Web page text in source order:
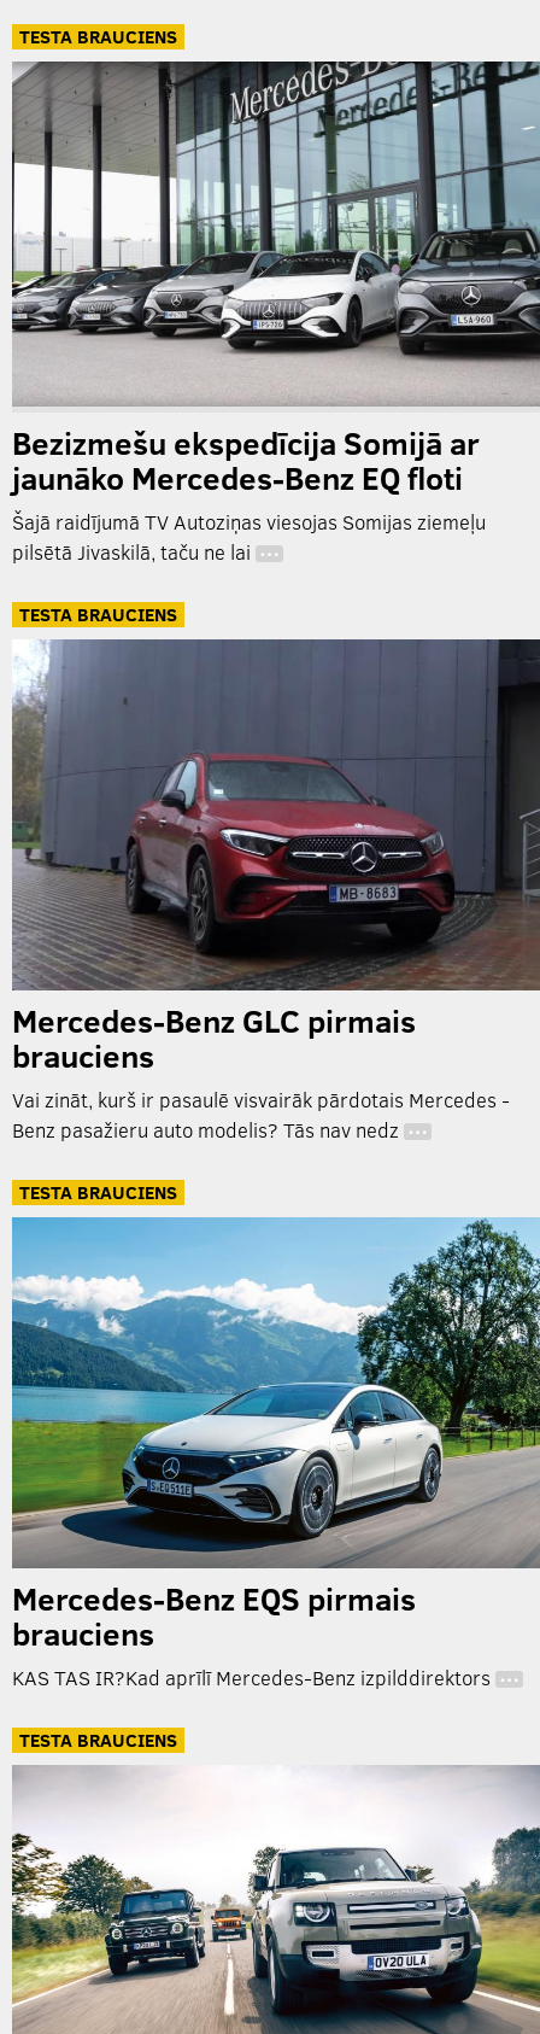
TESTA BRAUCIENS
Bezizmešu ekspedīcija Somijā ar
jaunāko Mercedes-Benz EQ floti
Šajā raidījumā TV Autoziņas viesojas Somijas ziemeļu
pilsētā Jivaskilā, taču ne lai …
TESTA BRAUCIENS
Mercedes-Benz GLC pirmais
brauciens
Vai zināt, kurš ir pasaulē visvairāk pārdotais Mercedes -
Benz pasažieru auto modelis? Tās nav nedz …
TESTA BRAUCIENS
Mercedes-Benz EQS pirmais
brauciens
KAS TAS IR?Kad aprīlī Mercedes-Benz izpilddirektors …
TESTA BRAUCIENS